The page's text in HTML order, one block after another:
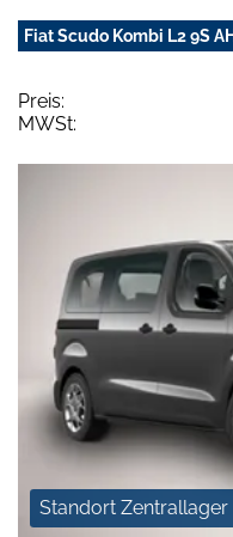
Fiat Scudo Kombi L2 9S
Preis:
MWSt:
Standort Zentrallager